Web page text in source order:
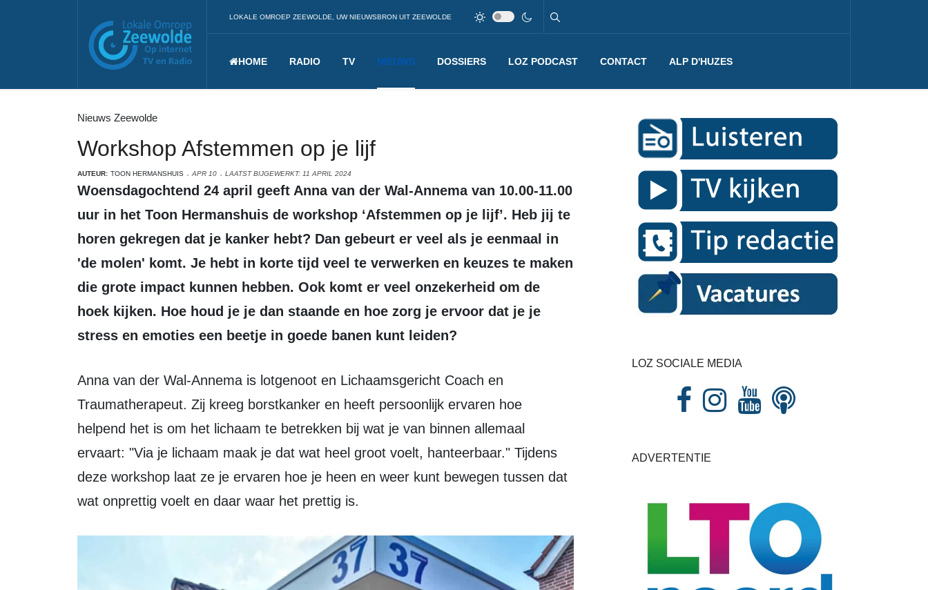
LOKALE OMROEP ZEEWOLDE, UW NIEUWSBRON UIT ZEEWOLDE
HOME RADIO TV NIEUWS DOSSIERS LOZ PODCAST CONTACT ALP D'HUZES
Nieuws Zeewolde
Workshop Afstemmen op je lijf
AUTEUR: TOON HERMANSHUIS APR 10 LAATST BIJGEWERKT: 11 APRIL 2024
Woensdagochtend 24 april geeft Anna van der Wal-Annema van 10.00-11.00
uur in het Toon Hermanshuis de workshop ‘Afstemmen op je lijf’. Heb jij te
horen gekregen dat je kanker hebt? Dan gebeurt er veel als je eenmaal in
'de molen' komt. Je hebt in korte tijd veel te verwerken en keuzes te maken
die grote impact kunnen hebben. Ook komt er veel onzekerheid om de
hoek kijken. Hoe houd je je dan staande en hoe zorg je ervoor dat je je
stress en emoties een beetje in goede banen kunt leiden?
Anna van der Wal-Annema is lotgenoot en Lichaamsgericht Coach en
Traumatherapeut. Zij kreeg borstkanker en heeft persoonlijk ervaren hoe
helpend het is om het lichaam te betrekken bij wat je van binnen allemaal
ervaart: "Via je lichaam maak je dat wat heel groot voelt, hanteerbaar." Tijdens
deze workshop laat ze je ervaren hoe je heen en weer kunt bewegen tussen dat
wat onprettig voelt en daar waar het prettig is.
LOZ SOCIALE MEDIA
ADVERTENTIE